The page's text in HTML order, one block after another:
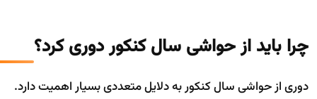
چرا باید از حواشی سال کنکور دوری کرد؟
دوری از حواشی سال کنکور به دلایل متعددی بسیار اهمیت دارد.